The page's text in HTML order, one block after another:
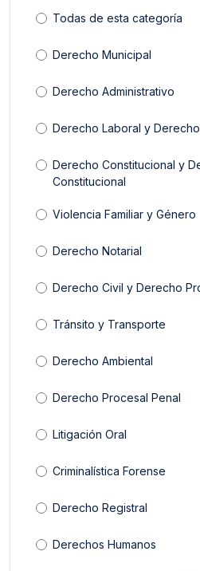
Todas de esta categoría
Derecho Municipal
Derecho Administrativo
Derecho Laboral y
Derecho Constitucional y
Constitucional
Violencia Familiar y Género
Derecho Notarial
Derecho Civil y Derecho
Tránsito y Transporte
Derecho Ambiental
Derecho Procesal Penal
Litigación Oral
Criminalística Forense
Derecho Registral
Derechos Humanos